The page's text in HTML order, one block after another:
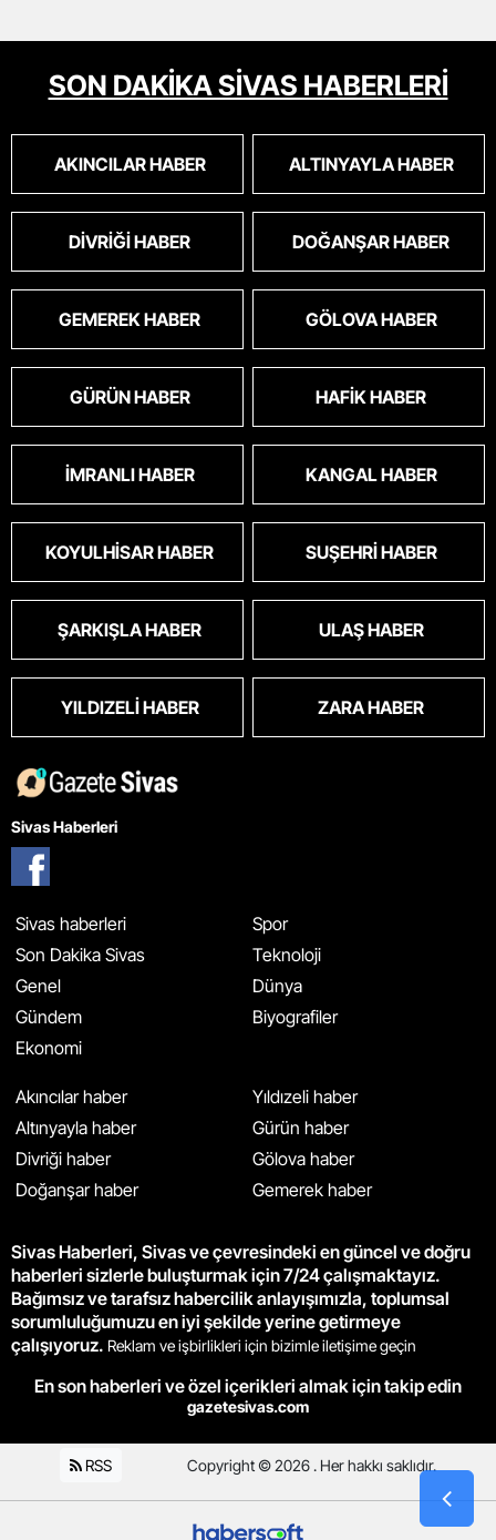
SON DAKİKA SİVAS HABERLERİ
AKINCILAR HABER ALTINYAYLA HABER
DIVRIĞI HABER DOĞANŞAR HABER
GEMEREK HABER GÖLOVA HABER
GÜRÜN HABER HAFIK HABER
İMRANLI HABER KANGAL HABER
KOYULHISAR HABER SUŞEHRI HABER
ŞARKIŞLA HABER ULAŞ HABER
YILDIZELI HABER ZARA HABER
Sivas Haberleri
Sivas haberleri
Son Dakika Sivas
Genel
Gündem
Ekonomi
Spor
Teknoloji
Dünya
Biyografiler
Akıncılar haber
Altınyayla haber
Divriği haber
Doğanşar haber
Yıldızeli haber
Gürün haber
Gölova haber
Gemerek haber
Sivas Haberleri, Sivas ve çevresindeki en güncel ve doğru
haberleri sizlerle buluşturmak için 7/24 çalışmaktayız.
Bağımsız ve tarafsız habercilik anlayışımızla, toplumsal
sorumluluğumuzu en iyi şekilde yerine getirmeye
çalışıyoruz. Reklam ve işbirlikleri için bizimle iletişime geçin
En son haberleri ve özel içerikleri almak için takip edin
gazetesivas.com
RSS Copyright © 2026 . Her hakkı saklıdır.